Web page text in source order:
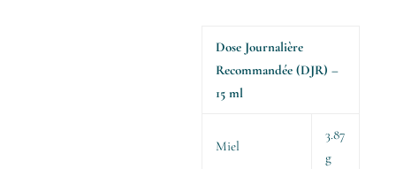
Dose Journalière
Recommandée (DJR) –
15 ml
Miel
3.87
g